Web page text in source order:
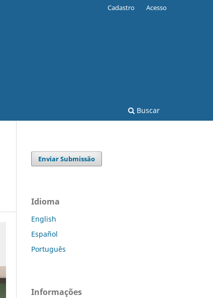
Buscar
Cadastro Acesso
Enviar Submissão
Idioma
English
Español
Português
Informações